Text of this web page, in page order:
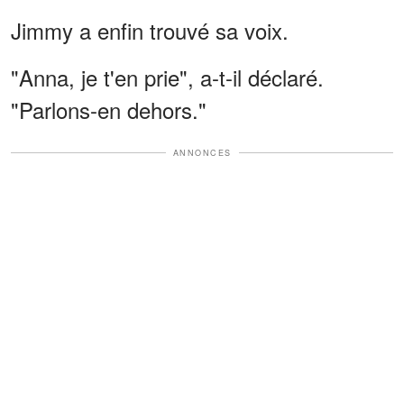
Jimmy a enfin trouvé sa voix.
"Anna, je t'en prie", a-t-il déclaré.
"Parlons-en dehors."
ANNONCES